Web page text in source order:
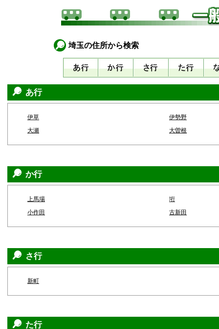
埼玉の住所から検索
あ行
伊草
伊勢野
大瀬
大曽根
か行
上馬場
垳
小作田
古新田
さ行
新町
た行